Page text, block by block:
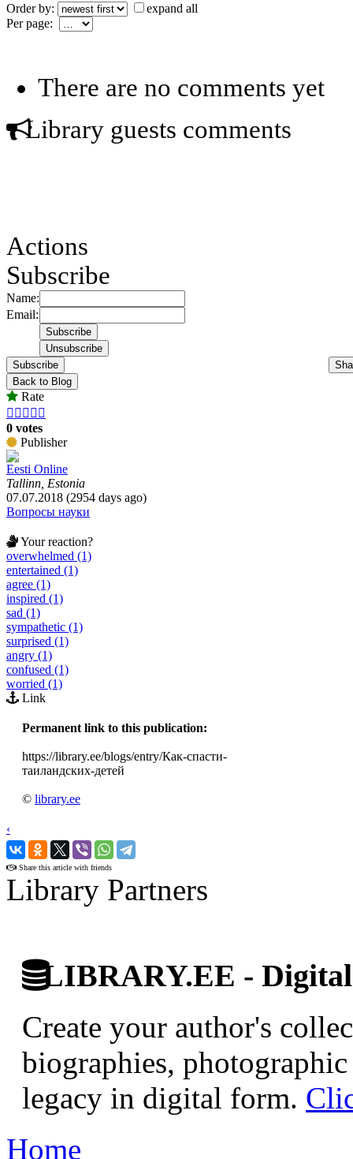
Order by:
expand all
Per page:
There are no comments yet
Library guests comments
Actions
Subscribe
Name:
Email:
Subscribe
Back to Blog
Rate
    
0 votes
Publisher
Eesti Online
Tallinn, Estonia
07.07.2018 (2954 days ago)
Вопросы науки
Your reaction?
overwhelmed (1)
entertained (1)
agree (1)
inspired (1)
sad (1)
sympathetic (1)
surprised (1)
angry (1)
confused (1)
worried (1)
Link
Permanent link to this publication:
https://library.ee/blogs/entry/Как-спасти-
таиландских-детей
© library.ee
‹
›
Share this article with friends
Library Partners
LIBRARY.EE -
Create your author's
biographies,
legacy in digital form.
Home